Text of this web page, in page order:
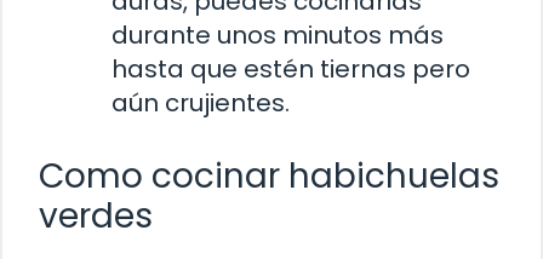
durante unos minutos más
hasta que estén tiernas pero
aún crujientes.
Como cocinar habichuelas
verdes